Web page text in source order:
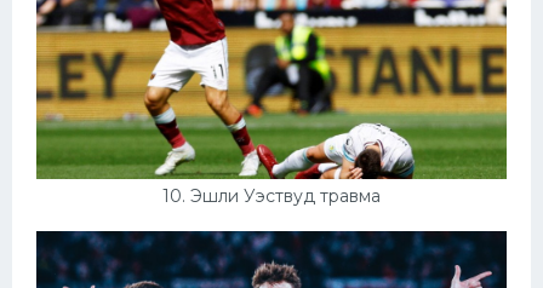
10. Эшли Уэствуд травма